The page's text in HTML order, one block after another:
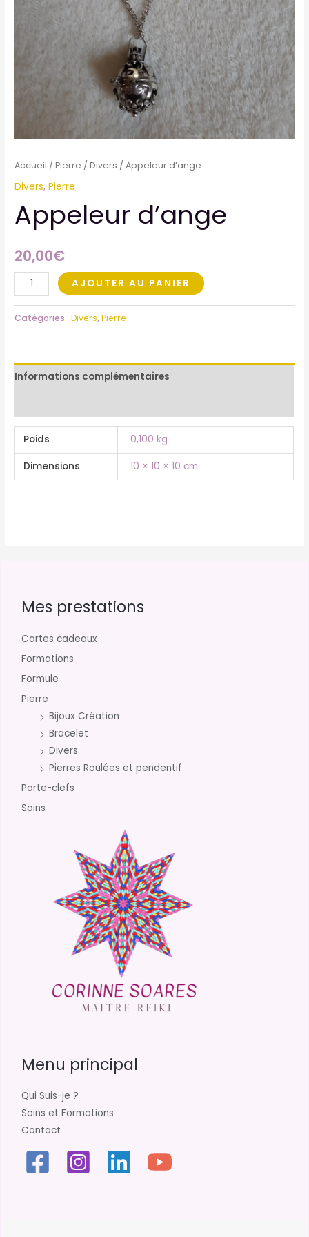
Accueil /Pierre /Divers / Appeleur d’ange
Divers,Pierre
Appeleur d’ange
20,00€
AJOUTER AU PANIER
Catégories :Divers,Pierre
Informations complémentaires
Poids 0,100 kg
Dimensions 10 × 10 × 10 cm
Mes prestations
Cartes cadeaux
Formations
Formule
Pierre
Bijoux Création
Bracelet
Divers
Pierres Roulées et pendentif
Porte-clefs
Soins
Menu principal
Qui Suis-je ?
Soins et Formations
Contact